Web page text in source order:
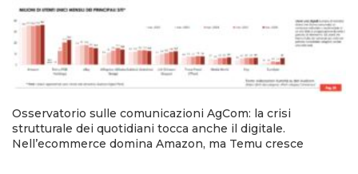
Osservatorio sulle comunicazioni AgCom: la crisi
strutturale dei quotidiani tocca anche il digitale.
Nell’ecommerce domina Amazon, ma Temu cresce